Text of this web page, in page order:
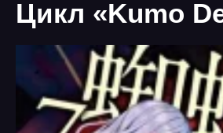
Цикл «Kumo